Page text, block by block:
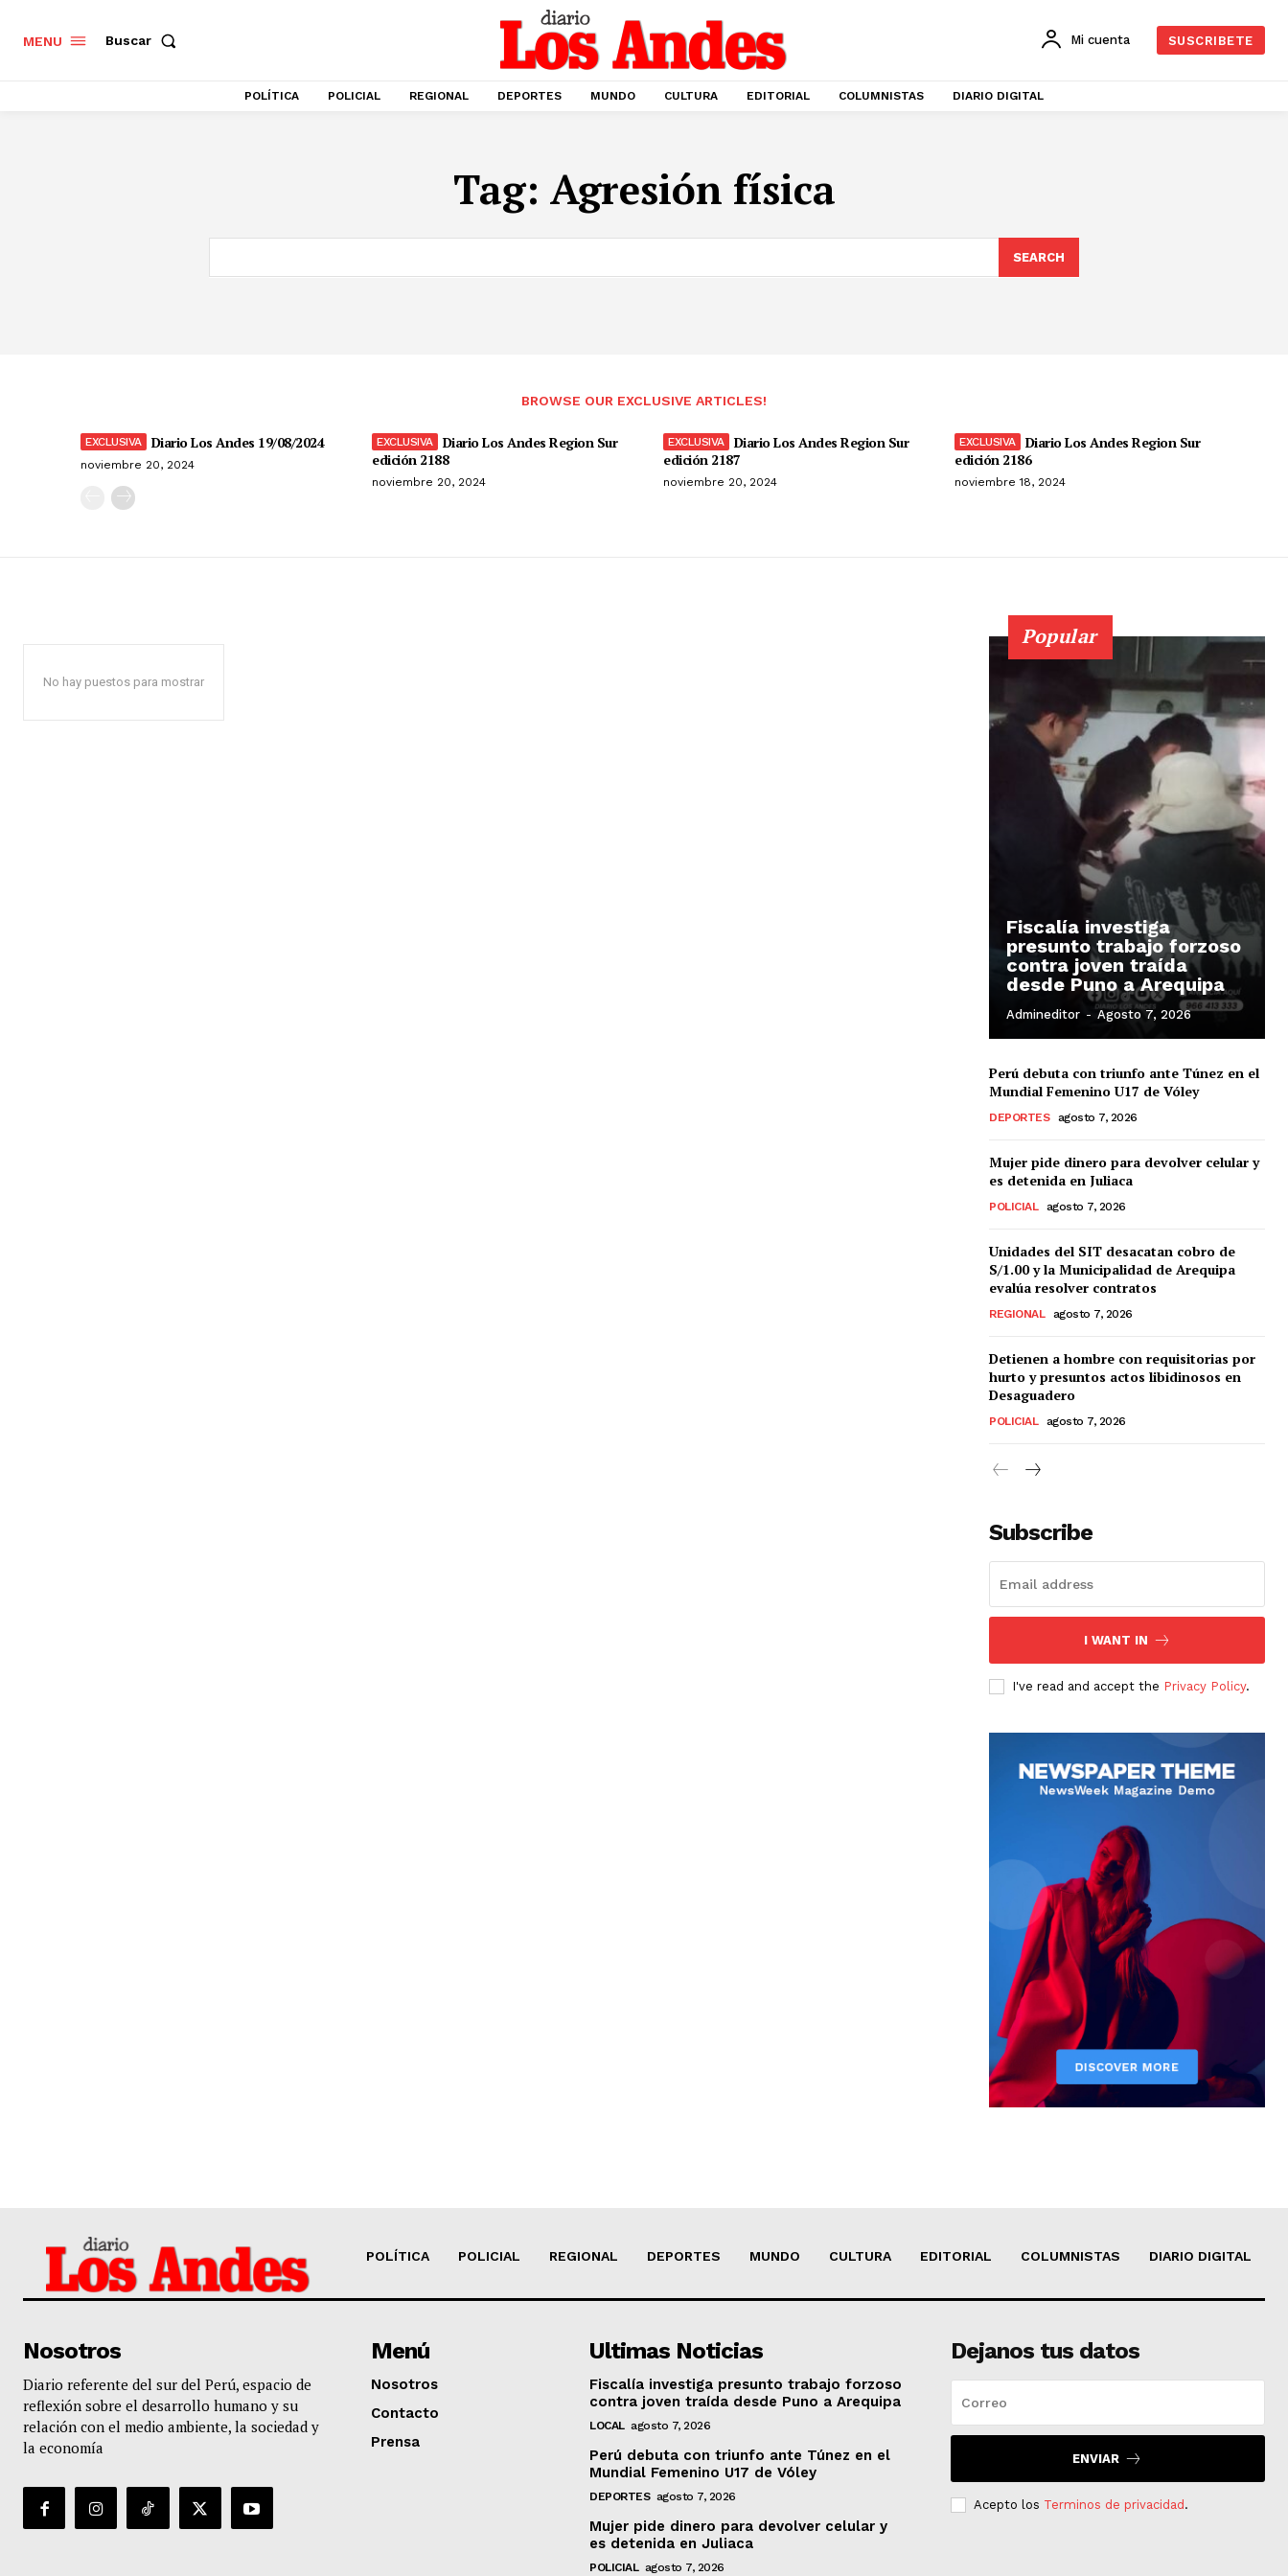
MENU Buscar Mi cuenta SUSCRIBETE
POLÍTICA POLICIAL REGIONAL DEPORTES MUNDO CULTURA EDITORIAL COLUMNISTAS DIARIO DIGITAL
Tag: Agresión física
SEARCH
BROWSE OUR EXCLUSIVE ARTICLES!
Diario Los Andes 19/08/2024
noviembre 20, 2024
Diario Los Andes Region Sur
edición 2188
noviembre 20, 2024
Diario Los Andes Region Sur
edición 2187
noviembre 20, 2024
Diario Los Andes Region Sur
edición 2186
noviembre 18, 2024
No hay puestos para mostrar
Popular
Fiscalía investiga
presunto trabajo forzoso
contra joven traída
desde Puno a Arequipa
Admineditor - Agosto 7, 2026
Perú debuta con triunfo ante Túnez en el
Mundial Femenino U17 de Vóley
DEPORTES agosto 7, 2026
Mujer pide dinero para devolver celular y
es detenida en Juliaca
POLICIAL agosto 7, 2026
Unidades del SIT desacatan cobro de
S/1.00 y la Municipalidad de Arequipa
evalúa resolver contratos
REGIONAL agosto 7, 2026
Detienen a hombre con requisitorias por
hurto y presuntos actos libidinosos en
Desaguadero
POLICIAL agosto 7, 2026
Subscribe
I WANT IN
I've read and accept the Privacy Policy.
POLÍTICA POLICIAL REGIONAL DEPORTES MUNDO CULTURA EDITORIAL COLUMNISTAS DIARIO DIGITAL
Nosotros
Diario referente del sur del Perú, espacio de
reflexión sobre el desarrollo humano y su
relación con el medio ambiente, la sociedad y
la economía
Menú
Nosotros
Contacto
Prensa
Ultimas Noticias
Fiscalía investiga presunto trabajo forzoso
contra joven traída desde Puno a Arequipa
LOCAL agosto 7, 2026
Perú debuta con triunfo ante Túnez en el
Mundial Femenino U17 de Vóley
DEPORTES agosto 7, 2026
Mujer pide dinero para devolver celular y
es detenida en Juliaca
POLICIAL agosto 7, 2026
Dejanos tus datos
ENVIAR
Acepto los Terminos de privacidad .